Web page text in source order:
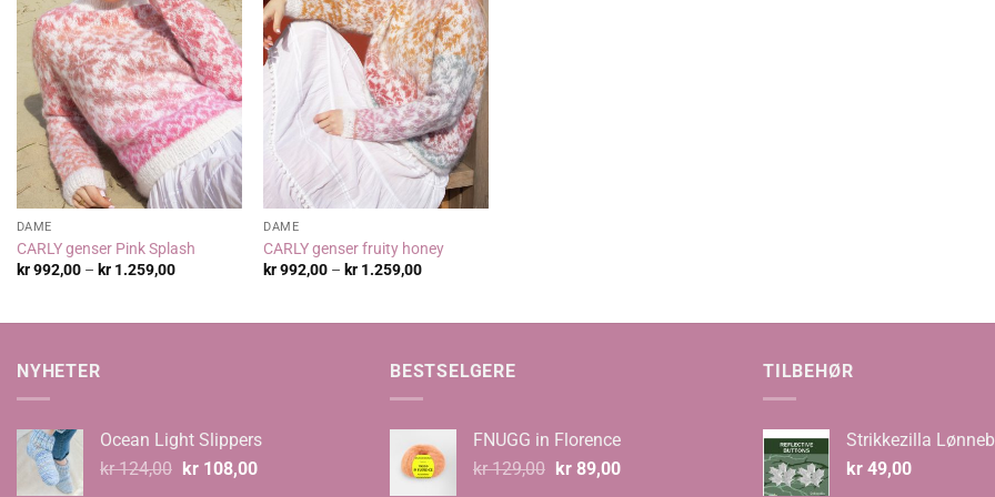
DAME
CARLY genser Pink Splash
kr992,00 – kr1.259,00Prisområde:
DAME
CARLY genser fruity honey
kr992,00 – kr 1.259,00Prisområde:
NYHETER
Ocean Light Slippers
kr124,00 Opprinnelig
kr108,00Nåværende
BESTSELGERE
FNUGG in Florence
kr129,00 Opprinnelig
kr89,00Nåværende
TILBEHØR
Strikkezilla
kr 49,00